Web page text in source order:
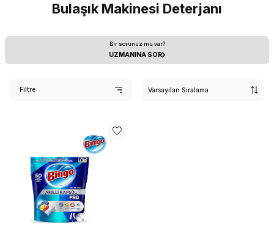
Bulaşık Makinesi Deterjanı
Bir sorunuz mu var?
UZMANINA SOR
Filtre